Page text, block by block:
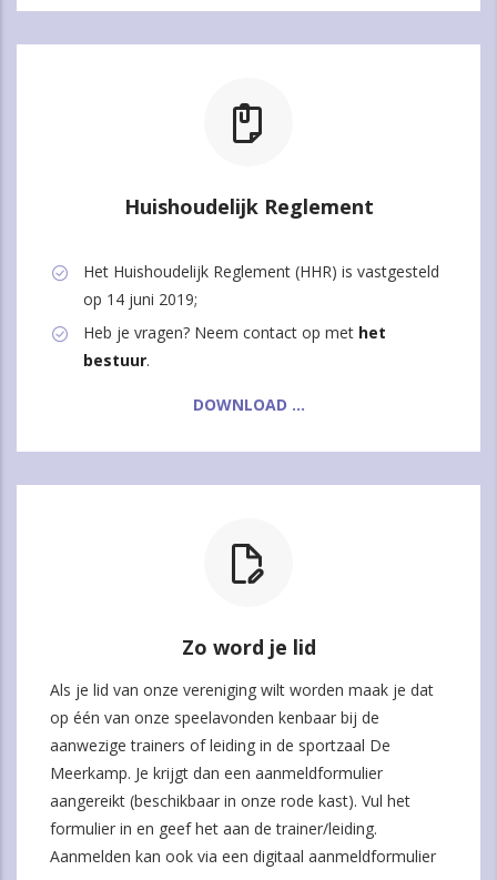
Huishoudelijk Reglement
Het Huishoudelijk Reglement (HHR) is vastgesteld
op 14 juni 2019;
Heb je vragen? Neem contact op met het
bestuur.
DOWNLOAD ...
Zo word je lid
Als je lid van onze vereniging wilt worden maak je dat
op één van onze speelavonden kenbaar bij de
aanwezige trainers of leiding in de sportzaal De
Meerkamp. Je krijgt dan een aanmeldformulier
aangereikt (beschikbaar in onze rode kast). Vul het
formulier in en geef het aan de trainer/leiding.
Aanmelden kan ook via een digitaal aanmeldformulier